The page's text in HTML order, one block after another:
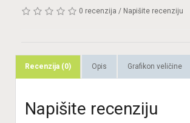
0 recenzija / Napišite recenziju
Recenzija (0) Opis Grafikon veličine
Napišite recenziju